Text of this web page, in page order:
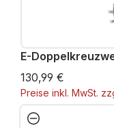
E-
130,99 €
Preise inkl. MwSt.
Produkt